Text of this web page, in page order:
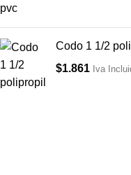
Codo 1 1/2
$1.861 Iva